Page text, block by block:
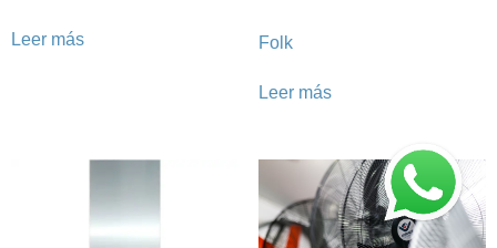
Leer más Folk
Leer más